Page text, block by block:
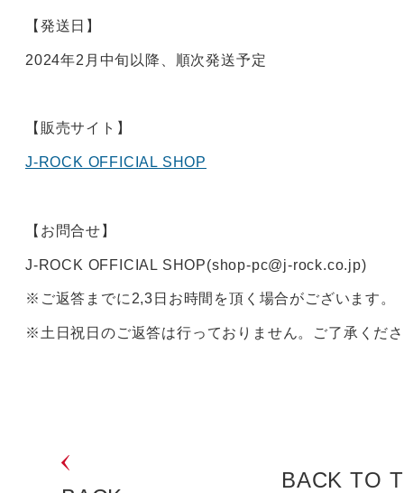
【発送日】
2024年2月中旬以降、順次発送予定
【販売サイト】
J-ROCK OFFICIAL SHOP
【お問合せ】
J-ROCK OFFICIAL SHOP(shop-pc@j-rock.co.jp)
※ご返答までに2,3日お時間を頂く場合がございます。
※土日祝日のご返答は行っておりません。ご了承くださ
BACK TO